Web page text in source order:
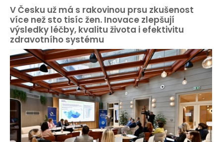
V Česku už má s rakovinou prsu zkušenost
více než sto tisíc žen. Inovace zlepšují
výsledky léčby, kvalitu života i efektivitu
zdravotního systému